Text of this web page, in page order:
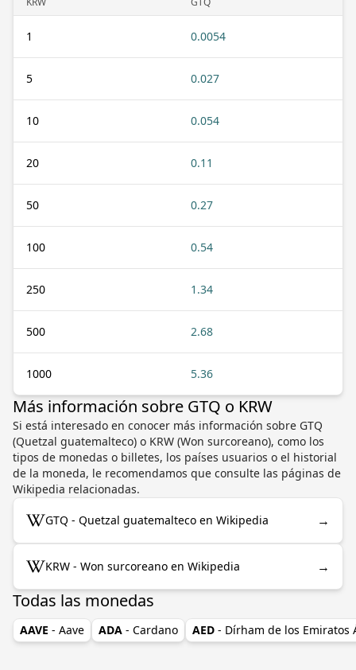
1 0.0054
5 0.027
10 0.054
20 0.11
50 0.27
100 0.54
250 1.34
500 2.68
1000 5.36
Más información sobre GTQ o KRW
Si está interesado en conocer más información sobre GTQ
(Quetzal guatemalteco) o KRW (Won surcoreano), como los
tipos de monedas o billetes, los países usuarios o el historial
de la moneda, le recomendamos que consulte las páginas de
Wikipedia relacionadas.
GTQ - Quetzal guatemalteco en Wikipedia →
KRW - Won surcoreano en Wikipedia →
Todas las monedas
AAVE - Aave ADA - Cardano AED - Dírham de los Emiratos